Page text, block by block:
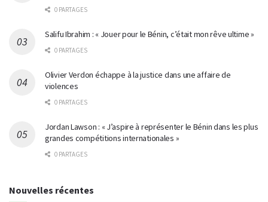
0 PARTAGES
Salifu Ibrahim : « Jouer pour le Bénin, c’était mon rêve ultime »
0 PARTAGES
Olivier Verdon échappe à la justice dans une affaire de
violences
0 PARTAGES
Jordan Lawson : « J’aspire à représenter le Bénin dans les plus
grandes compétitions internationales »
0 PARTAGES
Nouvelles récentes